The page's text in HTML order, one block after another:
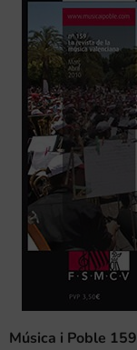
Música i Poble 159